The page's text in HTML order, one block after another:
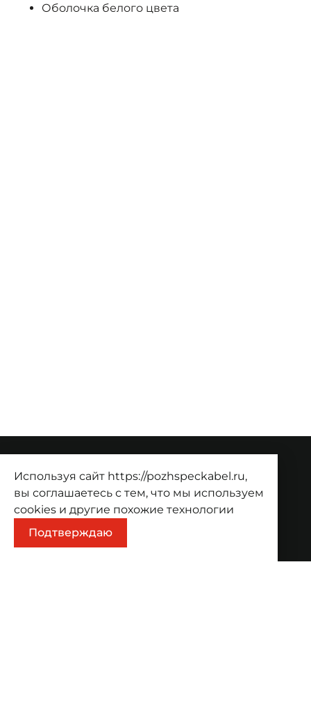
Оболочка белого цвета
О компании
О компании Проекты Контакты
Продукция
Используя сайт https://pozhspeckabel.ru,
вы соглашаетесь с тем, что мы используем
cookies и другие похожие технологии
Подтверждаю